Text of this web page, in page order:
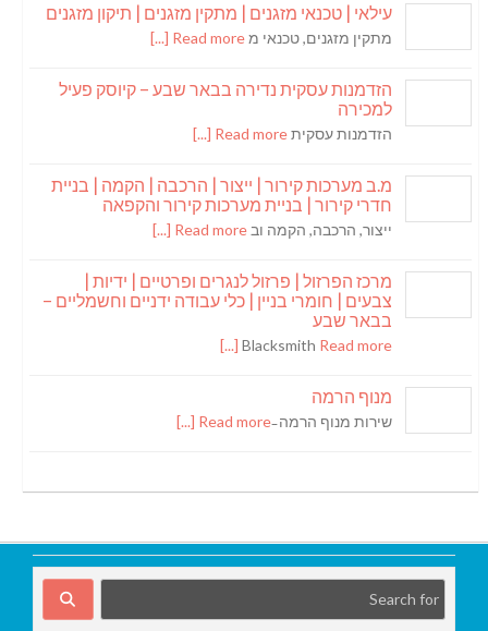
עילאי | טכנאי מזגנים | מתקין מזגנים | תיקון מזגנים
מתקין מזגנים, טכנאי מRead more [...]
הזדמנות עסקית נדירה בבאר שבע – קיוסק פעיל
למכירה
הזדמנות עסקיתRead more [...]
מ.ב מערכות קירור | ייצור | הרכבה | הקמה | בניית
חדרי קירור | בניית מערכות קירור והקפאה
ייצור, הרכבה, הקמה וב Read more [...]
מרכז הפרזול | פרזול לנגרים ופרטיים | ידיות |
צבעים | חומרי בניין | כלי עבודה ידניים וחשמליים –
בבאר שבע
Blacksmith Read more [...]
מנוף הרמה
שירות מנוף הרמה ̵Read more [...]